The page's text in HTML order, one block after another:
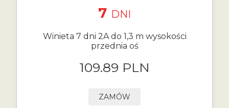
7 DNI
Winieta 7 dni 2A do 1,3 m wysokości
przednia oś
109.89 PLN
ZAMÓW